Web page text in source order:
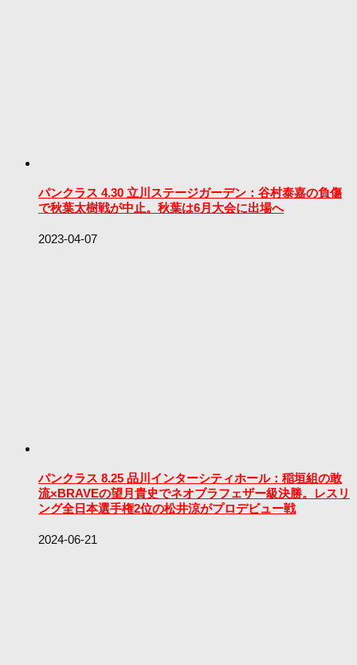
パンクラス 4.30 立川ステージガーデン：谷村泰嘉の負傷
で秋葉太樹戦が中止。秋葉は6月大会に出場へ
2023-04-07
パンクラス 8.25 品川インターシティホール：稲垣組の敢
流×BRAVEの望月貴史でネオブラフェザー級決勝。レスリ
ング全日本選手権2位の松井涼がプロデビュー戦
2024-06-21